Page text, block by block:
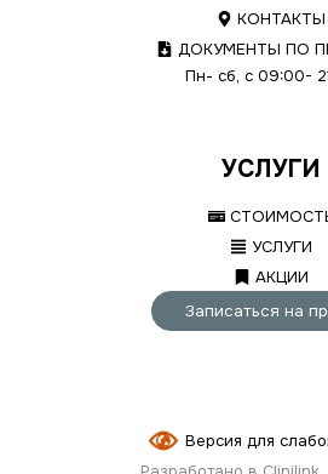
КОНТАКТЫ
ДОКУМЕНТЫ ПО
Пн- сб, с 09:00-
УСЛУГИ
УСЛУГИ
АКЦИИ
Записаться на
Версия для